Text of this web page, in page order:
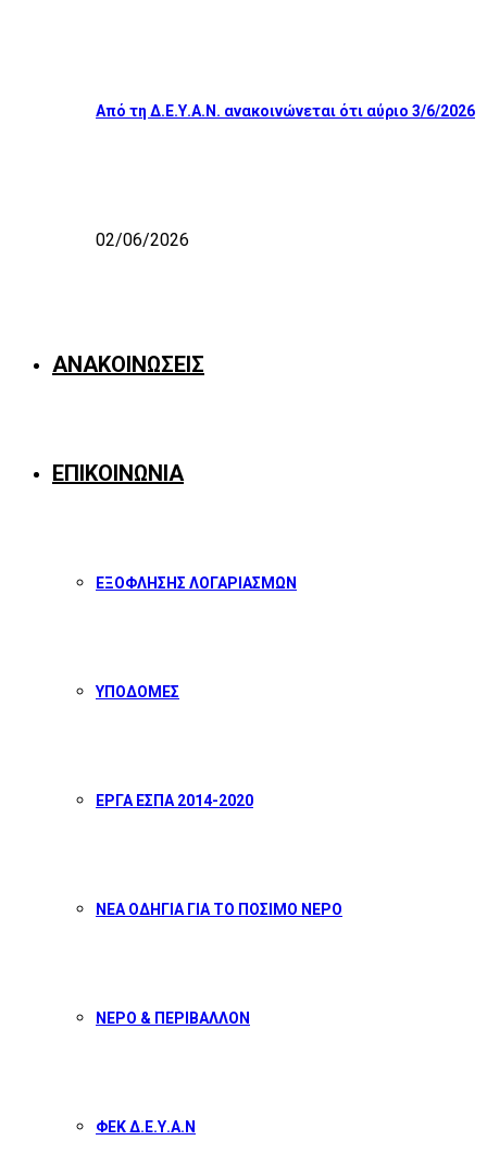
Από τη Δ.Ε.Υ.Α.Ν. ανακοινώνεται ότι αύριο 3/6/2026
02/06/2026
ΑΝΑΚΟΙΝΩΣΕΙΣ
ΕΠΙΚΟΙΝΩΝΙΑ
ΕΞΟΦΛΗΣΗΣ ΛΟΓΑΡΙΑΣΜΩΝ
ΥΠΟΔΟΜΕΣ
ΕΡΓΑ ΕΣΠΑ 2014-2020
ΝΕΑ ΟΔΗΓΙΑ ΓΙΑ ΤΟ ΠΟΣΙΜΟ ΝΕΡΟ
ΝΕΡΟ & ΠΕΡΙΒΑΛΛΟΝ
ΦΕΚ Δ.Ε.Υ.Α.Ν